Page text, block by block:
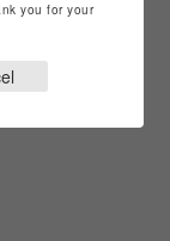
you for your